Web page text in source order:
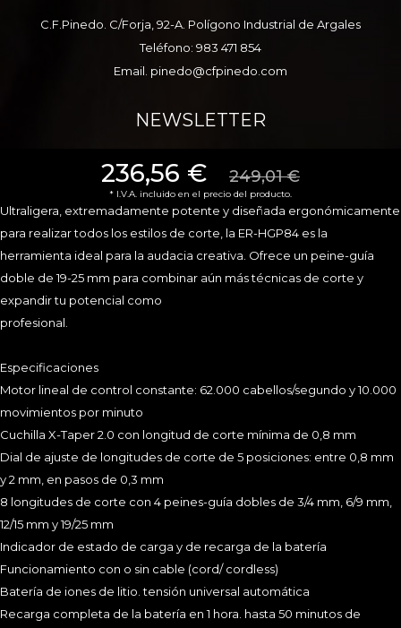
236,56 € 249,01 €
* I.V.A. incluido en el precio del producto.
Ultraligera, extremadamente potente y diseñada ergonómicamente
para realizar todos los estilos de corte, la ER-HGP84 es la
herramienta ideal para la audacia creativa. Ofrece un peine-guía
doble de 19-25 mm para combinar aún más técnicas de corte y
expandir tu potencial como
profesional.
Especificaciones
Motor lineal de control constante: 62.000 cabellos/segundo y 10.000
movimientos por minuto
Cuchilla X-Taper 2.0 con longitud de corte mínima de 0,8 mm
Dial de ajuste de longitudes de corte de 5 posiciones: entre 0,8 mm
y 2 mm, en pasos de 0,3 mm
8 longitudes de corte con 4 peines-guía dobles de 3/4 mm, 6/9 mm,
12/15 mm y 19/25 mm
Indicador de estado de carga y de recarga de la batería
Funcionamiento con o sin cable (cord/ cordless)
Batería de iones de litio. tensión universal automática
Recarga completa de la batería en 1 hora. hasta 50 minutos de
C.F.Pinedo. C/Forja, 92-A. Polígono Industrial de Argales
Teléfono: 983 471 854
Email. pinedo@cfpinedo.com
NEWSLETTER
SUSCRIBIRME
NOSOTROS NUESTRAS TIENDAS
CONTACTO
AVISO LEGAL
POLÍTICA DE PRIVACIDAD
CONDICIONES DE USO
C.F.Pinedo. © Todos los derechos reservados